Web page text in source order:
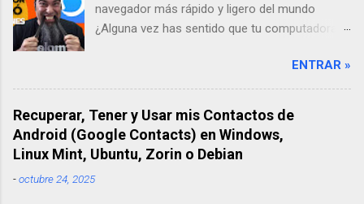
navegador más rápido y ligero del mundo
¿Alguna vez has sentido que tu computadora
en internet? A mí me pasaba todo el tiempo.
Por eso, en mi búsqueda por encontrar una
solución, descubrí Min Browser, un navegador
"ultra-ligero" que ha cambiado por completo mi
forma de trabajar. En este artículo, te contaré
mi experiencia probándolo y te enseñaré paso
ENTRAR »
Recuperar, Tener y Usar mis Contactos de
Android (Google Contacts) en Windows,
Linux Mint, Ubuntu, Zorin o Debian
-octubre 24, 2025